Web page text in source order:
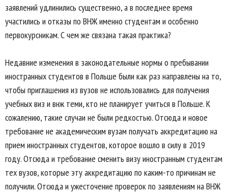
заявлений удлинились существенно, а в последнее время
участились и отказы по ВНЖ именно студентам и особенно
первокурсникам. С чем же связана такая практика?
Недавние изменения в законодательные нормы о пребывании
иностранных студентов в Польше были как раз направлены на то,
чтобы приглашения из вузов не использовались для получения
учебных виз и внж теми, кто не планирует учиться в Польше. К
сожалению, такие случаи не были редкостью. Отсюда и новое
требование не академическим вузам получать аккредитацию на
прием иностранных студентов, которое вошло в силу в 2019
году. Отсюда и требование сменить визу иностранным студентам
тех вузов, которые эту аккредитацию по каким-то причинам не
получили. Отсюда и ужесточение проверок по заявлениям на ВНЖ